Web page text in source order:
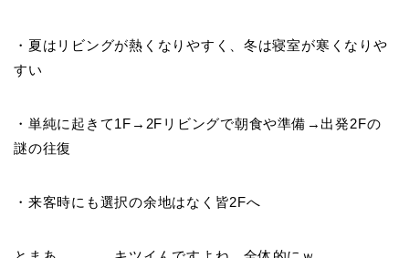
・夏はリビングが熱くなりやすく、冬は寝室が寒くなりや
すい
・単純に起きて1F→2Fリビングで朝食や準備→出発2Fの
謎の往復
・来客時にも選択の余地はなく皆2Fへ